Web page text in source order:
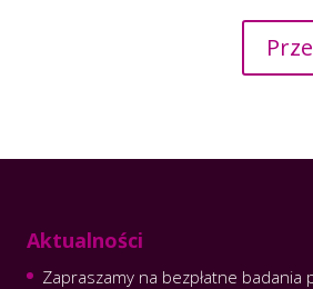
Aktualności
Zapraszamy na bezpłatne badania